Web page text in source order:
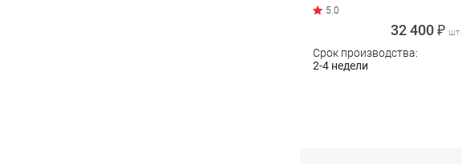
32 400 ₽ шт
Срок производства:
2-4 недели